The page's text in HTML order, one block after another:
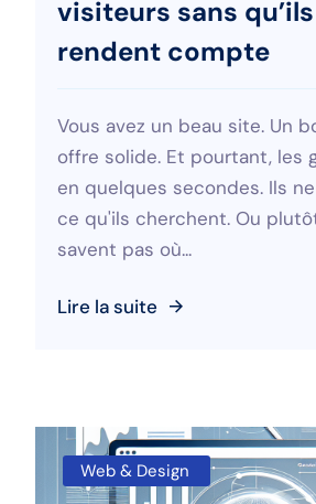
visiteurs sans qu’ils
rendent compte
Vous avez un beau site. Un
offre solide. Et pourtant, les
en quelques secondes. Ils
ce qu'ils cherchent. Ou
savent pas où...
Lire la suite
Web & Design